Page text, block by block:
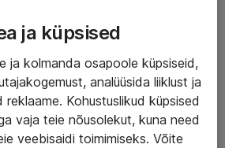
ja küpsised
ja kolmanda osapoole küpsiseid,
analüüsida liiklust ja
reklaame. Kohustuslikud küpsised
vaja teie nõusolekut, kuna need
veebisaidi toimimiseks. Võite